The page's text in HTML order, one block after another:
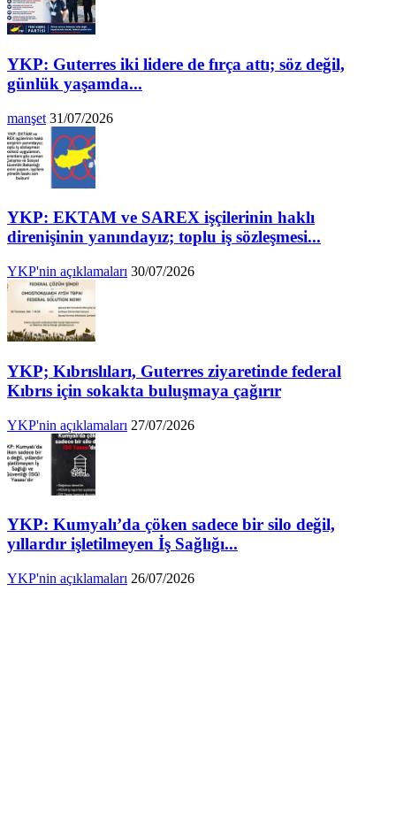
YKP: Guterres iki lidere de fırça attı; söz değil,
günlük yaşamda...
manşet 31/07/2026
YKP: EKTAM ve SAREX işçilerinin haklı
direnişinin yanındayız; toplu iş sözleşmesi...
YKP'nin açıklamaları 30/07/2026
YKP; Kıbrıslıları, Guterres ziyaretinde federal
Kıbrıs için sokakta buluşmaya çağırır
YKP'nin açıklamaları 27/07/2026
YKP: Kumyalı’da çöken sadece bir silo değil,
yıllardır işletilmeyen İş Sağlığı...
YKP'nin açıklamaları 26/07/2026